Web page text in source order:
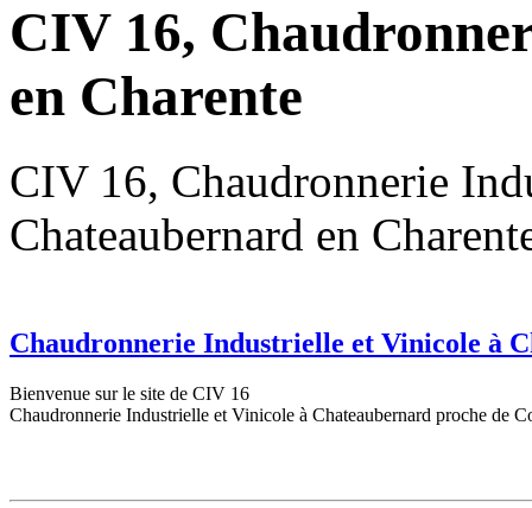
CIV 16,
en Charente
CIV 16, Chaudronnerie
Chateaubernard en
Chaudronnerie Industrielle et Vinicole à
Bienvenue sur le site de CIV 16
Chaudronnerie Industrielle et Vinicole à Chateaubernard proche de